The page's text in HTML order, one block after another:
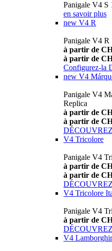
Panigale V4 S
en savoir plus
new V4 R
Panigale V4 R
à partir de
à partir de
Configurez-la
new V4
Panigale V4
Replica
à partir de
à partir de
V4 Tricolore
Panigale V4
à partir de
à partir de
V4 Tricolore
Panigale V4
à partir de
V4